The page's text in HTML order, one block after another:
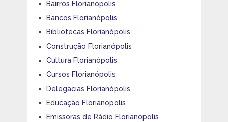
Bairros Florianópolis
Bancos Florianópolis
Bibliotecas Florianópolis
Construção Florianópolis
Cultura Florianópolis
Cursos Florianópolis
Delegacias Florianópolis
Educação Florianópolis
Emissoras de Rádio Florianópolis